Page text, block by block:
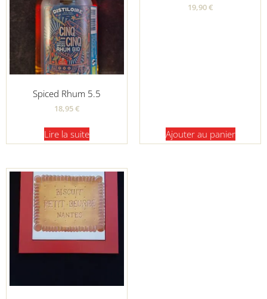
Spiced Rhum 5.5
18,95€
Lire la suite
19,90€
Ajouter au panier